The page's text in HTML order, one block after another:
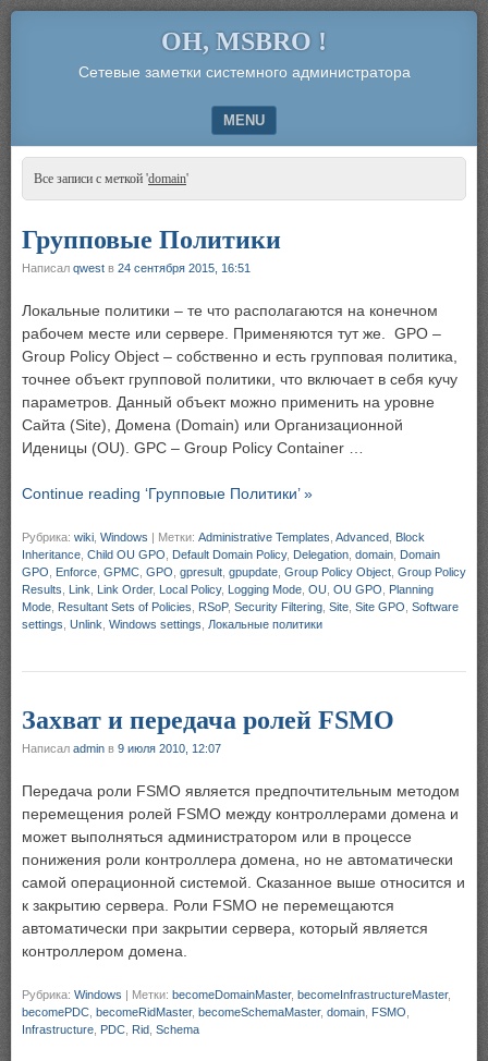
OH, MSBRO !
Сетевые заметки системного администратора
MENU
SKIP TO CONTENT
Все записи с меткой 'domain'
Групповые Политики
Написал qwest в 24 сентября 2015, 16:51
Локальные политики – те что располагаются на конечном
рабочем месте или сервере. Применяются тут же. GPO –
Group Policy Object – собственно и есть групповая политика,
точнее объект групповой политики, что включает в себя кучу
параметров. Данный объект можно применить на уровне
Сайта (Site), Домена (Domain) или Организационной
Иденицы (OU). GPC – Group Policy Container …
Continue reading ‘Групповые Политики’ »
Рубрика: wiki Windows | Метки: Administrative Templates Advanced Block
Inheritance Child OU GPO Default Domain Policy, Delegation domain Domain
GPO
Enforce GPMC GPO gpresult gpupdate Group Policy Object Group Policy
Results
Link Link Order, Local Policy, Logging Mode OU OU GPO
Planning
Mode Resultant Sets of Policies RSoP, Security Filtering Site Site GPO Software
settings Unlink Windows settings Локальные политики
Захват и передача ролей FSMO
Написал admin в 9 июля 2010, 12:07
Передача роли FSMO является предпочтительным методом
перемещения ролей FSMO между контроллерами домена и
может выполняться администратором или в процессе
понижения роли контроллера домена, но не автоматически
самой операционной системой. Сказанное выше относится и
к закрытию сервера. Роли FSMO не перемещаются
автоматически при закрытии сервера, который является
контроллером домена.
Рубрика: Windows | Метки: becomeDomainMaster, becomeInfrastructureMaster,
becomePDC becomeRidMaster, becomeSchemaMaster, domain FSMO
Infrastructure PDC Rid Schema